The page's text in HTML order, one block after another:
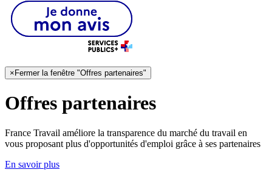
× Fermer la fenêtre "Offres partenaires"
Offres partenaires
France Travail améliore la transparence du marché du travail en
vous proposant plus d'opportunités d'emploi grâce à ses partenaires
En savoir plus